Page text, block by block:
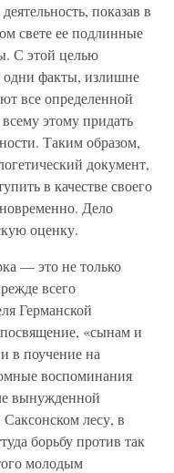
показав в
свете ее подлинные
С этой целью
факты, излишне
все определенной
этому придать
Таким образом,
документ,
в качестве своего
Дело
оценку.
— это не только
всего
Германской
«сынам и
в поучение на
воспоминания
вынужденной
лесу, в
борьбу против так
молодым